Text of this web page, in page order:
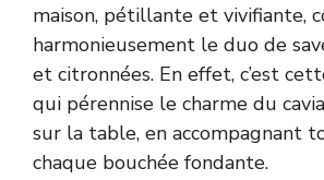
maison, pétillante et vivifiante,
harmonieusement le duo de
et citronnées. En effet, c’est
qui pérennise le charme du
sur la table, en accompagnant
chaque bouchée fondante.